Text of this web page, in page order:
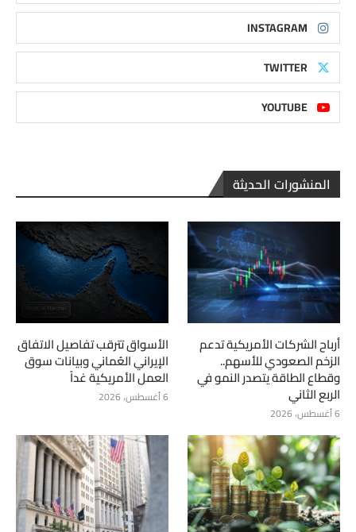
INSTAGRAM
TWITTER
YOUTUBE
المنشورات الحديثة
أرباح الشركات الأمريكية تدعم
الزخم الصعودي للأسهم..
وقطاع الطاقة يتصدر النمو في
الربع الثاني
6 أغسطس، 2026
الأسواق تترقب تفاصيل الاتفاق
الإيراني العُماني وبيانات سوق
العمل الأمريكية غداً
6 أغسطس، 2026